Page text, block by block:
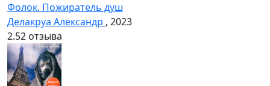
Фолок. Пожиратель душ
Делакруа Александр , 2023
2.52 отзыва